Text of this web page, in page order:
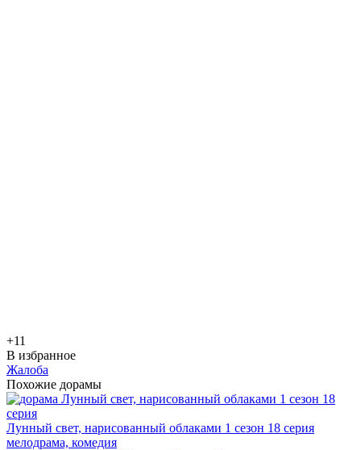
+11
В избранное
Жалоба
Похожие дорамы
Лунный свет, нарисованный облаками 1 сезон 18 серия
мелодрама, комедия